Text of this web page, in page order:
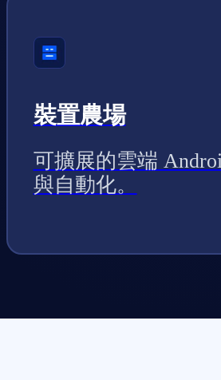
裝置農場
可擴展的雲端
與自動化。